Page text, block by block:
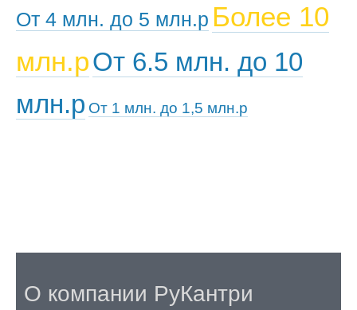
От 4 млн. до 5 млн.р Более 10
млн.рОт 6.5 млн. до 10
млн.р От 1 млн. до 1,5 млн.р
О компании РуКантри